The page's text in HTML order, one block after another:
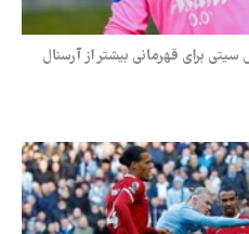
برای قهرمانی بیشتر از آرسنال